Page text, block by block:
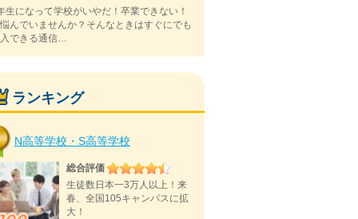
生になって学校がいやだ！卒業できない！
んでいませんか？そんなときはすぐにでも
できる通信…
ランキング
N高等学校・S高等学校
総合評価
生徒数日本一3万人以上！来
春、全国105キャンパスに拡
大！